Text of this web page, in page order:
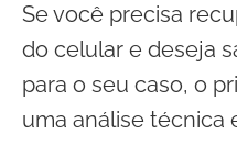
Se você precisa
do celular e deseja
para o seu caso, o
uma análise técnica